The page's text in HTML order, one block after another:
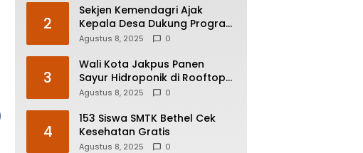
2
Sekjen Kemendagri Ajak
Kepala Desa Dukung Program
Prioritas Pemerintah
Agustus 8, 2025 0
3
Wali Kota Jakpus Panen
Sayur Hidroponik di Rooftop
Bersama Deputi Bisnis PT
Agustus 8, 2025 0
4
153 Siswa SMTK Bethel Cek
Kesehatan Gratis
Agustus 8, 2025 0